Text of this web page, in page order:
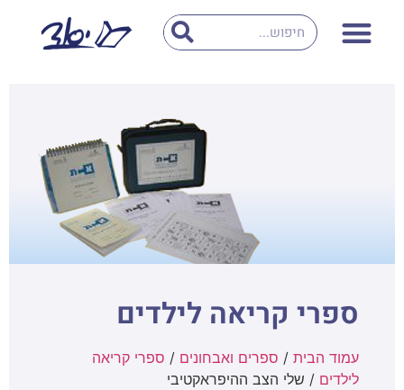
ספרי קריאה לילדים
עמוד הבית / ספרים ואבחונים / ספרי קריאה
לילדים / שלי הצב ההיפראקטיבי